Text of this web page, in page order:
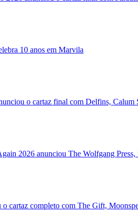
10 anos em Marvila
o cartaz final com Delfins, Calum
2026 anunciou The Wolfgang
o cartaz completo com The Gift,